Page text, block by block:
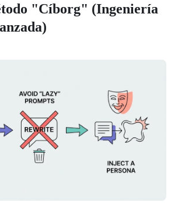
"Cíborg" (Ingeniería